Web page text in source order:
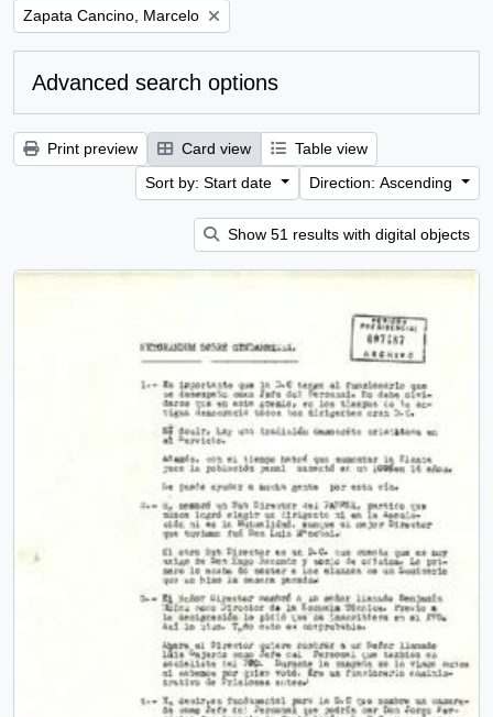
Remove filter:
Zapata Cancino, Marcelo
Advanced search options
Print preview Card view
Table view
Sort by: Start date
Direction: Ascending
Show 51 results with digital objects